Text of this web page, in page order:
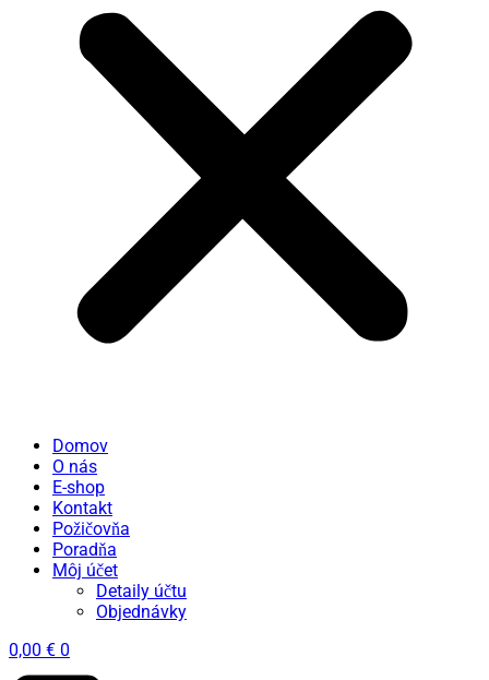
Domov
O nás
E-shop
Kontakt
Požičovňa
Poradňa
Môj účet
Detaily účtu
Objednávky
0,00 € 0